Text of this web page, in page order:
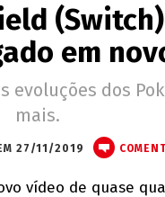
em
evoluções dos
mais.
EM 27/11/2019
vídeo de quase